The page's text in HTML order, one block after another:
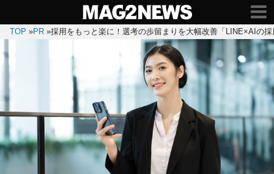
TOP »PR »採用をもっと楽に！選考の歩留まりを大幅改善「LINE×AIの